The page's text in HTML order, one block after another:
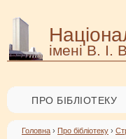
імені В. І.
ПРО БІБЛІОТЕКУ
Головна › Про бібліотеку ›